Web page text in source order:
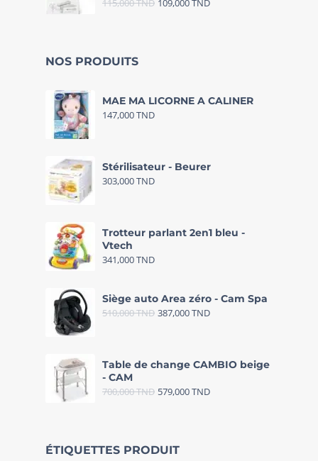
115,000TND 109,000TND
NOS PRODUITS
MAE MA LICORNE A CALINER
147,000TND
Stérilisateur - Beurer
303,000TND
Trotteur parlant 2en1 bleu -
Vtech
341,000TND
Siège auto Area zéro - Cam Spa
510,000TND 387,000TND
Table de change CAMBIO beige
- CAM
700,000TND 579,000TND
ÉTIQUETTES PRODUIT